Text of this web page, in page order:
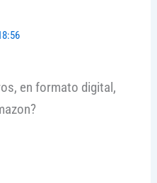
en formato digital,